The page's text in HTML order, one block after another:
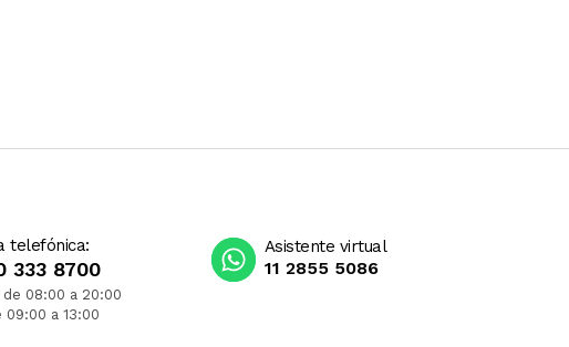
telefónica:
333 8700
de 08:00 a 20:00
09:00 a 13:00
Asistente virtual
11 2855 5086